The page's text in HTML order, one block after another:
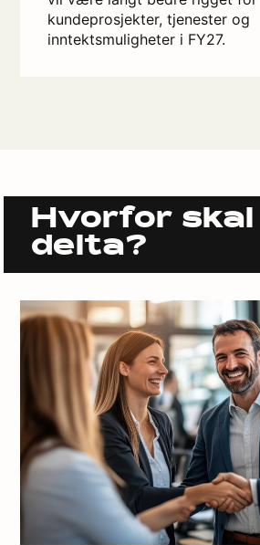
kundeprosjekter, tjenester og
inntektsmuligheter i FY27.
Hvorfor skal
delta?